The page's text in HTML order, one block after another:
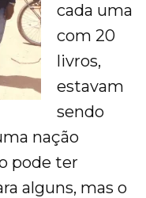
cada uma
com 20
livros,
estavam
sendo
nação
pode ter
alguns, mas o